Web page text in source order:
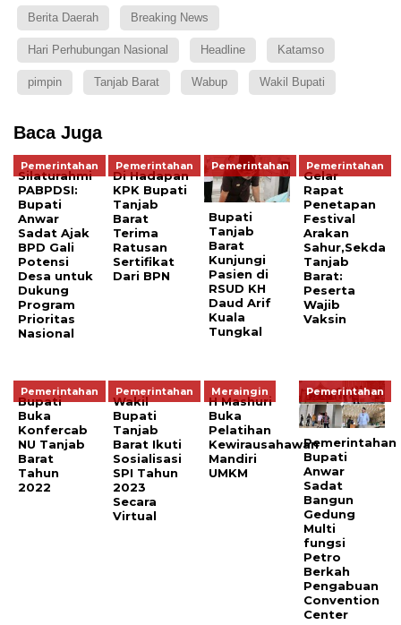
Berita Daerah Breaking News
Hari Perhubungan Nasional Headline Katamso
pimpin Tanjab Barat Wabup Wakil Bupati
Baca Juga
Pemerintahan
Silaturahmi
PABPDSI:
Bupati
Anwar
Sadat Ajak
BPD Gali
Potensi
Desa untuk
Dukung
Program
Prioritas
Nasional
Pemerintahan
Di Hadapan
KPK Bupati
Tanjab
Barat
Terima
Ratusan
Sertifikat
Dari BPN
Pemerintahan
Bupati
Tanjab
Barat
Kunjungi
Pasien di
RSUD KH
Daud Arif
Kuala
Tungkal
Pemerintahan
Gelar
Rapat
Penetapan
Festival
Arakan
Sahur,Sekda
Tanjab
Barat:
Peserta
Wajib
Vaksin
Pemerintahan
Bupati
Buka
Konfercab
NU Tanjab
Barat
Tahun
2022
Pemerintahan
Wakil
Bupati
Tanjab
Barat Ikuti
Sosialisasi
SPI Tahun
2023
Secara
Virtual
Meraingin
H Mashuri
Buka
Pelatihan
Kewirausahawan
Mandiri
UMKM
Pemerintahan
Pemerintahan
Bupati
Anwar
Sadat
Bangun
Gedung
Multi
fungsi
Petro
Berkah
Pengabuan
Convention
Center